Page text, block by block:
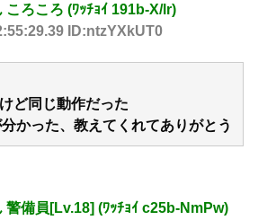
ころころ (ﾜｯﾁｮｲ 191b-X/lr)
ID:ntzYXkUT0
ど同じ動作だった
かった、教えてくれてありがとう
警備員[Lv.18] (ﾜｯﾁｮｲ c25b-NmPw)